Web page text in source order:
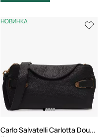
НОВИНКА
Carlo Salvatelli Carlotta Double